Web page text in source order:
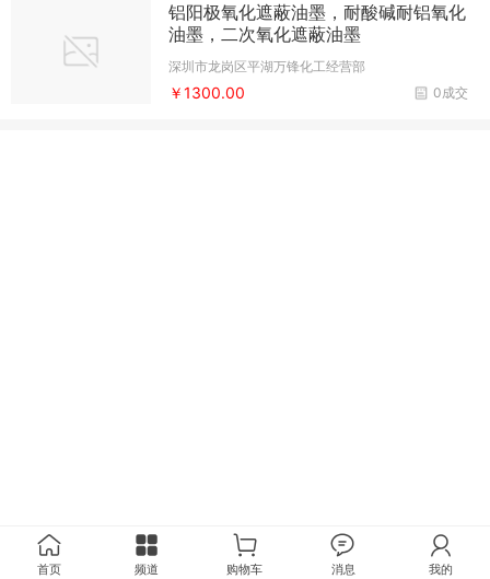
铝阳极氧化遮蔽油墨，耐酸碱耐铝氧化
油墨，二次氧化遮蔽油墨
深圳市龙岗区平湖万锋化工经营部
0成交
￥1300.00
首页 频道 购物车 消息 我的